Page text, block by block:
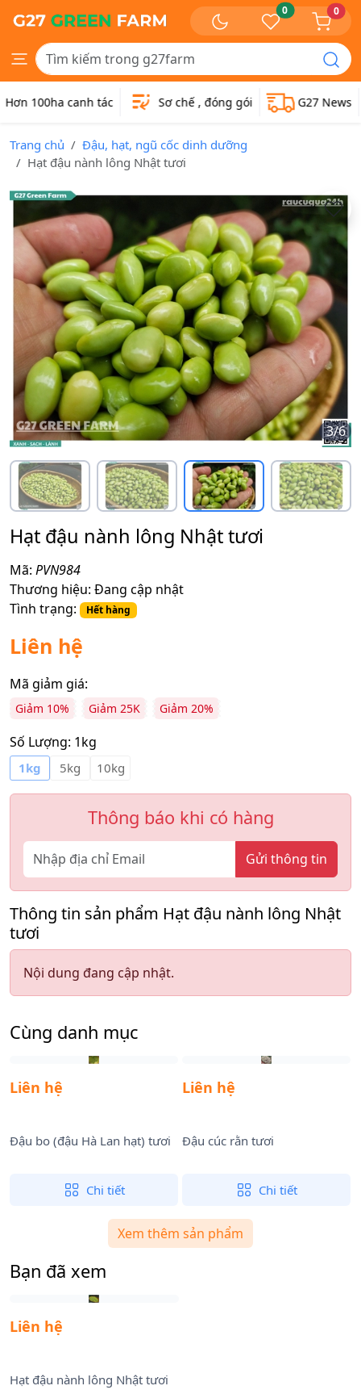
0 0
100ha canh tác Sơ chế , đóng gói G27 News
Trang chủ
Đậu, hạt, ngũ cốc dinh dưỡng
Hạt đậu nành lông Nhật tươi
3/6
Hạt đậu nành lông Nhật tươi
Mã: PVN984
Thương hiệu: Đang cập nhật
Tình trạng:
Hết hàng
Liên hệ
Mã giảm giá:
Giảm 10% Giảm 25K Giảm 20%
Số Lượng: 1kg
1kg 5kg 10kg
Thông báo khi có hàng
Gửi thông tin
Thông tin sản phẩm Hạt đậu nành lông Nhật
tươi
Nội dung đang cập nhật.
Cùng danh mục
Liên hệ
Đậu bo (đậu Hà Lan hạt) tươi
Chi tiết
Liên hệ
Đậu cúc rằn tươi
Chi tiết
Xem thêm sản phẩm
Bạn đã xem
Liên hệ
Hạt đậu nành lông Nhật tươi